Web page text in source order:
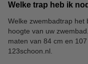
Welke trap heb ik
Welke zwembadtrap het
hoogte van uw
maten van 84 cm en
123schoon.nl.